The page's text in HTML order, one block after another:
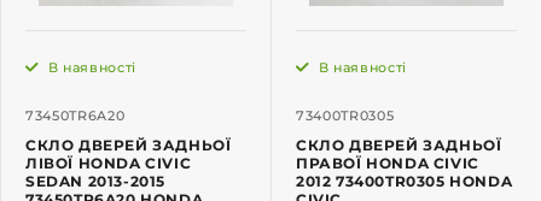
73450TR6A20
В наявності
СКЛО ДВЕРЕЙ ЗАДНЬОЇ
ЛІВОЇ HONDA CIVIC
SEDAN 2013-2015
73400TR0305
В наявності
СКЛО ДВЕРЕЙ ЗАДНЬОЇ
ПРАВОЇ HONDA CIVIC
2012 73400TR0305 HONDA